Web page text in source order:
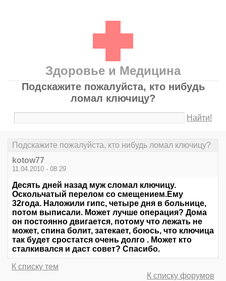
Здоровье и Медицина
Подскажите пожалуйста, кто нибудь
ломал ключицу?
Найти!
Подскажите пожалуйста, кто нибудь ломал ключицу?
kotow77
11.04.2010 - 08:29
Десять дней назад муж сломал ключицу.
Оскольчатый перелом со смещением.Ему
32года. Наложили гипс, четыре дня в больнице,
потом выписали. Может лучше операция? Дома
он постоянно двигается, потому что лежать не
может, спина болит, затекает, боюсь, что ключица
так будет сростатся очень долго . Может кто
сталкивался и даст совет? Спасибо.
К списку тем
К списку форумов